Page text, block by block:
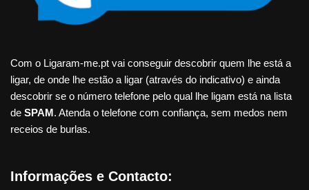
Com o Ligaram-me.pt vai conseguir descobrir quem lhe está a
ligar, de onde lhe estão a ligar (através do indicativo) e ainda
descobrir se o número telefone pelo qual lhe ligam está na lista
de SPAM. Atenda o telefone com confiança, sem medos nem
receios de burlas.
Informações e Contacto: